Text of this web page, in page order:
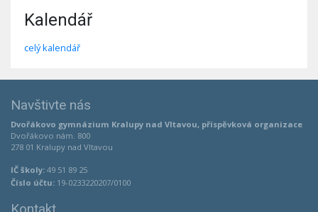
Kalendář
celý kalendář
Navštivte nás
Dvořákovo gymnázium Kralupy nad Vltavou, příspěvková organizace
Dvořákovo nám. 800
278 01 Kralupy nad Vltavou
IČ školy: 49 51 89 25
Číslo účtu: 19-0233220207/0100